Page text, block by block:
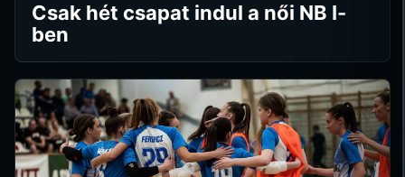
Csak hét csapat indul a női NB I-
ben